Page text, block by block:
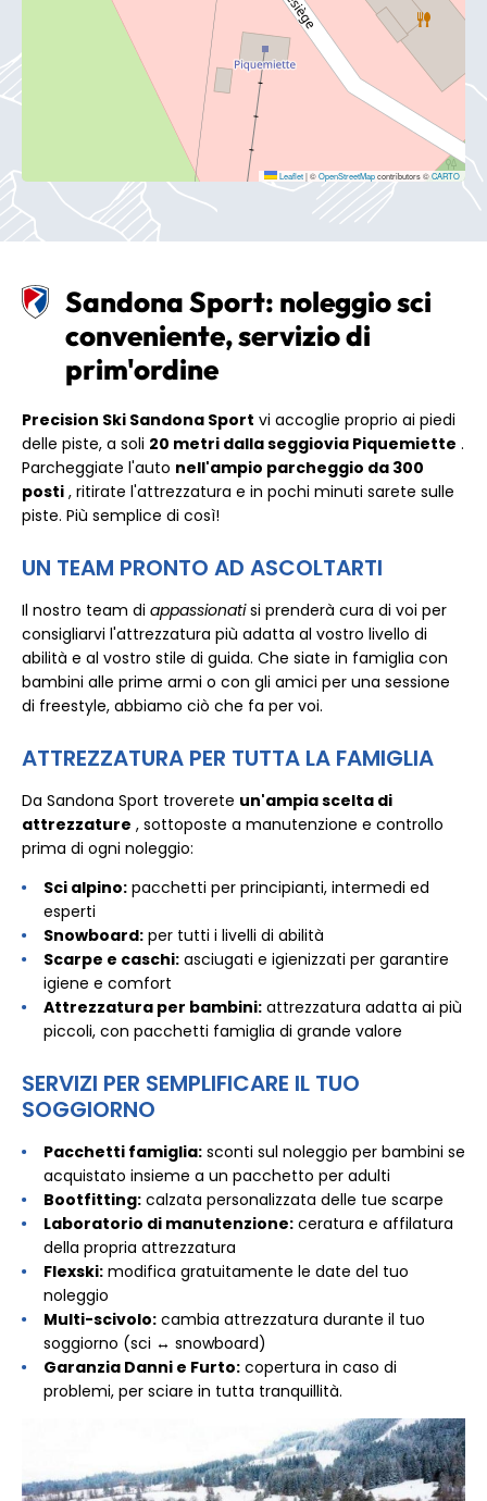
Leaflet|©OpenStreetMapcontributors ©CARTO
Sandona Sport: noleggio sci
conveniente, servizio di
prim'ordine
Precision Ski Sandona Sport vi accoglie proprio ai piedi
delle piste, a soli 20 metri dalla seggiovia Piquemiette .
Parcheggiate l'auto nell'ampio parcheggio da 300
posti , ritirate l'attrezzatura e in pochi minuti sarete sulle
piste. Più semplice di così!
UN TEAM PRONTO AD ASCOLTARTI
Il nostro team di appassionatisi prenderà cura di voi per
consigliarvi l'attrezzatura più adatta al vostro livello di
abilità e al vostro stile di guida. Che siate in famiglia con
bambini alle prime armi o con gli amici per una sessione
di freestyle, abbiamo ciò che fa per voi.
ATTREZZATURA PER TUTTA LA FAMIGLIA
Da Sandona Sport troverete un'ampia scelta di
attrezzature , sottoposte a manutenzione e controllo
prima di ogni noleggio:
Sci alpino: pacchetti per principianti, intermedi ed
esperti
Snowboard: per tutti i livelli di abilità
Scarpe e caschi: asciugati e igienizzati per garantire
igiene e comfort
Attrezzatura per bambini: attrezzatura adatta ai più
piccoli, con pacchetti famiglia di grande valore
SERVIZI PER SEMPLIFICARE IL TUO
SOGGIORNO
Pacchetti famiglia: sconti sul noleggio per bambini se
acquistato insieme a un pacchetto per adulti
Bootfitting: calzata personalizzata delle tue scarpe
Laboratorio di manutenzione: ceratura e affilatura
della propria attrezzatura
Flexski: modifica gratuitamente le date del tuo
noleggio
Multi-scivolo: cambia attrezzatura durante il tuo
soggiorno (sci ↔ snowboard)
Garanzia Danni e Furto: copertura in caso di
problemi, per sciare in tutta tranquillità.